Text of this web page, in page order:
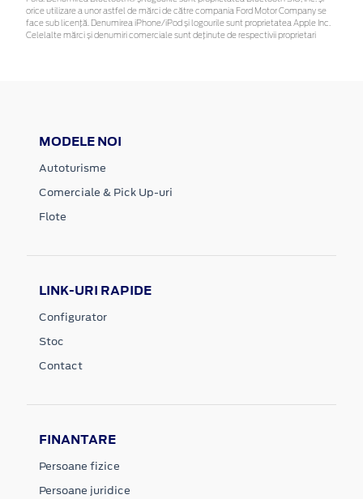
orice utilizare a unor astfel de mărci de către compania Ford Motor Company se
face sub licență. Denumirea iPhone/iPod și logourile sunt proprietatea Apple Inc.
Celelalte mărci și denumiri comerciale sunt deținute de respectivii proprietari
MODELE NOI
Autoturisme
Comerciale & Pick Up-uri
Flote
LINK-URI RAPIDE
Configurator
Stoc
Contact
FINANTARE
Persoane fizice
Persoane juridice